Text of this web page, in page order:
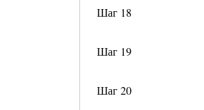
Шаг 18
Шаг 19
Шаг 20